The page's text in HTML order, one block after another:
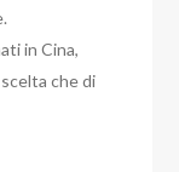
in Cina,
che di